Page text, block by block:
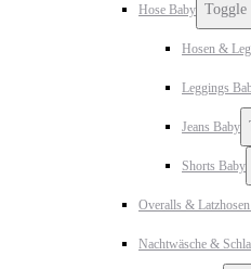
Hose Baby Toggle
Hosen &
Leggings
Jeans Baby
Shorts Baby
Overalls &
Nachtwäsche &